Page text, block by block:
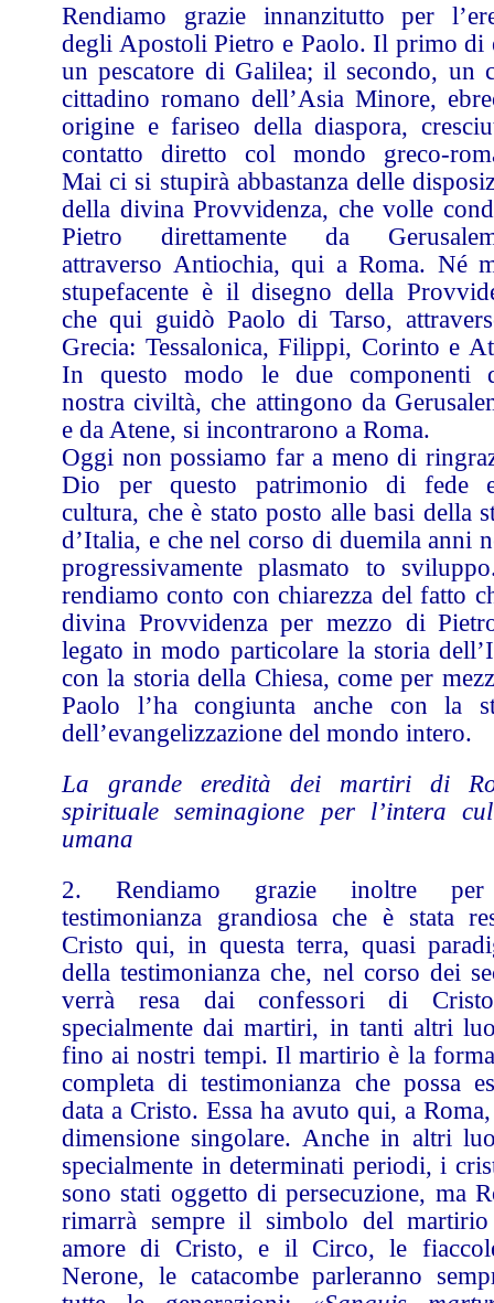
Rendiamo grazie innanzitutto per
degli Apostoli Pietro e Paolo. Il primo di
un pescatore di Galilea; il secondo, un
cittadino romano dell’Asia Minore,
origine e fariseo della diaspora,
contatto diretto col mondo greco-
Mai ci si stupirà abbastanza delle
della divina Provvidenza, che volle
Pietro direttamente da
attraverso Antiochia, qui a Roma. Né
stupefacente è il disegno della
che qui guidò Paolo di Tarso,
Grecia: Tessalonica, Filippi, Corinto e
In questo modo le due componenti
nostra civiltà, che attingono da
e da Atene, si incontrarono a Roma.
Oggi non possiamo far a meno di
Dio per questo patrimonio di fede
cultura, che è stato posto alle basi della
d’Italia, e che nel corso di duemila anni
progressivamente plasmato to
rendiamo conto con chiarezza del fatto
divina Provvidenza per mezzo di
legato in modo particolare la storia
con la storia della Chiesa, come per
Paolo l’ha congiunta anche con la
dell’evangelizzazione del mondo intero.
La grande eredità dei martiri di
spirituale seminagione per l’intera
umana
2. Rendiamo grazie inoltre
testimonianza grandiosa che è stata
Cristo qui, in questa terra, quasi
della testimonianza che, nel corso dei
verrà resa dai confessori di
specialmente dai martiri, in tanti altri
fino ai nostri tempi. Il martirio è la
completa di testimonianza che possa
data a Cristo. Essa ha avuto qui, a
dimensione singolare. Anche in altri
specialmente in determinati periodi, i
sono stati oggetto di persecuzione, ma
rimarrà sempre il simbolo del
amore di Cristo, e il Circo, le
Nerone, le catacombe parleranno